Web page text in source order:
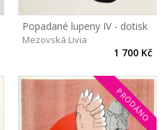
Popadané lupeny IV - dotisk
Mezovská Livia
1 700 Kč
PRODÁNO